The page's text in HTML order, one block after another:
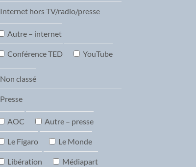
Internet hors TV/radio/presse
Autre – internet
Conférence TED YouTube
Non classé
Presse
AOC Autre – presse
Le Figaro Le Monde
Libération Médiapart